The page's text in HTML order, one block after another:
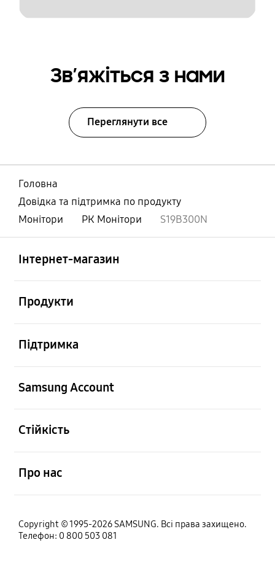
Зв’яжіться з нами
Переглянути все
Головна
Довідка та підтримка по продукту
Монітори
РК Монітори S19B300N
Інтернет-магазин
Продукти
Підтримка
Samsung Account
Стійкість
Про нас
Copyright © 1995-2026 SAMSUNG. Всі права захищено.
Телефон: 0 800 503 081